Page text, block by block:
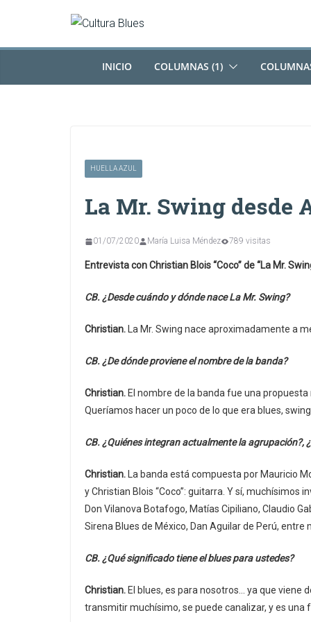
contenido
INICIO
COLUMNAS (1)
HUELLA AZUL
La Mr. Swing desde
01/07/2020 María Luisa Méndez 789 visitas
Entrevista con Christian Blois “Coco” de “La Mr.
CB. ¿Desde cuándo y dónde nace La Mr. Swing?
Christian. La Mr. Swing nace aproximadamente a
CB. ¿De dónde proviene el nombre de la banda?
Christian. El nombre de la banda fue una
Queríamos hacer un poco de lo que era blues,
CB. ¿Quiénes integran actualmente la
Christian. La banda está compuesta por Mauricio
y Christian Blois “Coco”: guitarra. Y sí,
Don Vilanova Botafogo, Matías Cipiliano, Claudio
Sirena Blues de México, Dan Aguilar de Perú, entre
CB. ¿Qué significado tiene el blues para ustedes?
Christian. El blues, es para nosotros… ya que viene
transmitir muchísimo, se puede canalizar, y es una